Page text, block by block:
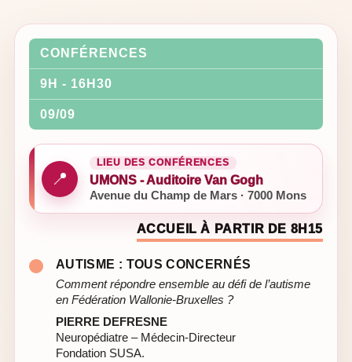
CONFÉRENCES
9H - 16H30
09/09
📍
LIEU DES CONFÉRENCES
UMONS - Auditoire Van Gogh
Avenue du Champ de Mars · 7000 Mons
ACCUEIL À PARTIR DE 8H15
AUTISME : TOUS CONCERNÉS
Comment répondre ensemble au défi de l’autisme
en Fédération Wallonie-Bruxelles ?
PIERRE DEFRESNE
Neuropédiatre – Médecin-Directeur
Fondation SUSA.